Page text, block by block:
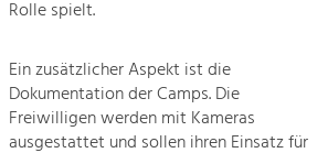
Rolle spielt.
Ein zusätzlicher Aspekt ist die
Dokumentation der Camps. Die
Freiwilligen werden mit Kameras
ausgestattet und sollen ihren Einsatz für